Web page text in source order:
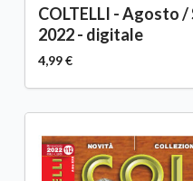
COLTELLI - Agosto
2022 - digitale
4,99 €